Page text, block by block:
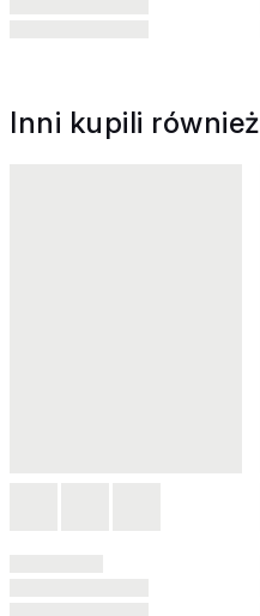
Inni kupili również